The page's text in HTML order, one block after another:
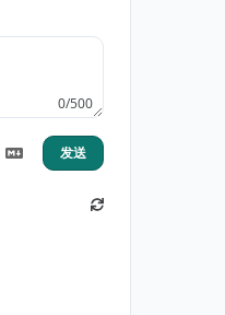
0/500
发送